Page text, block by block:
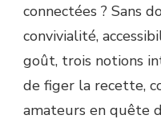
connectées ? Sans
convivialité,
goût, trois notions
de figer la recette,
amateurs en quête